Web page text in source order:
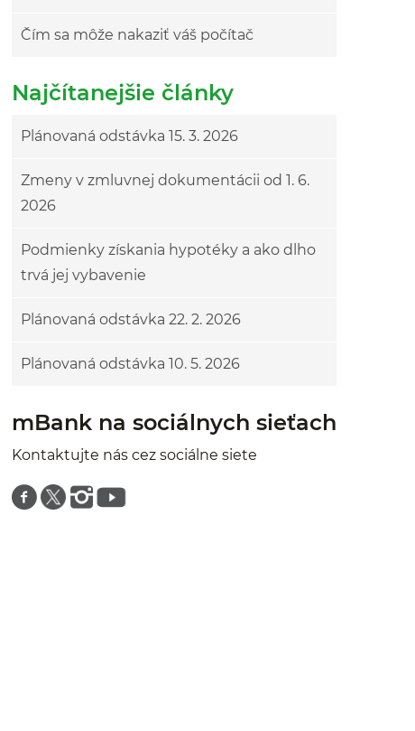
Čím sa môže nakaziť váš počítač
Najčítanejšie články
Plánovaná odstávka 15. 3. 2026
Zmeny v zmluvnej dokumentácii od 1. 6.
2026
Podmienky získania hypotéky a ako dlho
trvá jej vybavenie
Plánovaná odstávka 22. 2. 2026
Plánovaná odstávka 10. 5. 2026
mBank na sociálnych sieťach
Kontaktujte nás cez sociálne siete
Znajdź nas na facebooku
Znajdź nas na twitterze
Znajdź nas na instagramie
Znajdź nas na youtube